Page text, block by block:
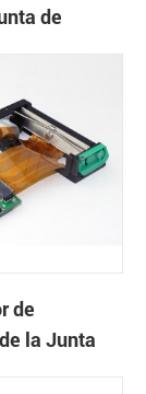
de
de
la Junta